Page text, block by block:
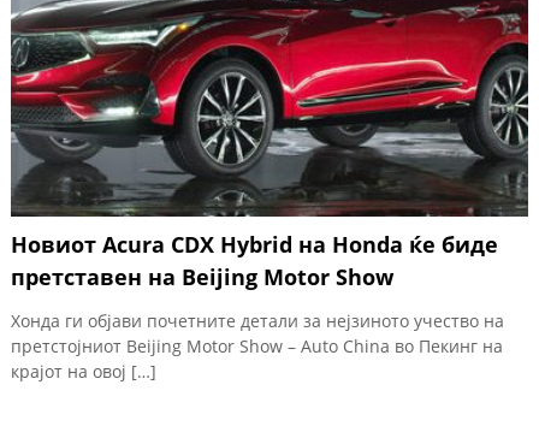
Новиот Acura CDX Hybrid на Honda ќе биде
претставен на Beijing Motor Show
Хонда ги објави почетните детали за нејзиното учество на
претстојниот Beijing Motor Show – Auto China во Пекинг на
крајот на овој […]